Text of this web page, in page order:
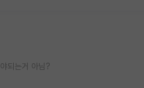
되는거 아님?